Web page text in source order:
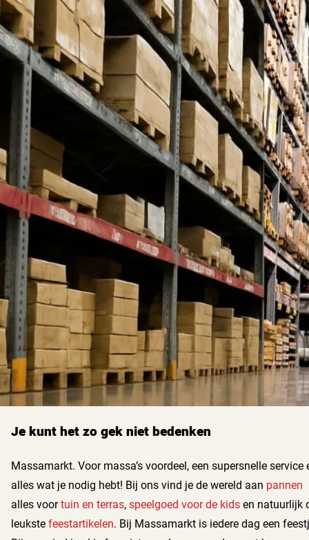
Je kunt het zo gek niet bedenken
Massamarkt. Voor massa’s voordeel, een supersnelle service
alles wat je nodig hebt! Bij ons vind je de wereld aan pannen
alles voortuin en terras, speelgoed voor de kids en natuurlijk
leukste feestartikelen. Bij Massamarkt is iedere dag een